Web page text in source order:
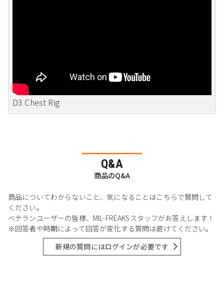
D3 Chest Rig
Q&A
商品のQ&A
商品についてわからないこと、気になることはこちらで質問して
ください。
ベテランユーザーの皆様、MIL-FREAKSスタッフがお答えします！
※回答者や時期によって回答が変化する質問は避けてください。
新規の質問にはログインが必要です